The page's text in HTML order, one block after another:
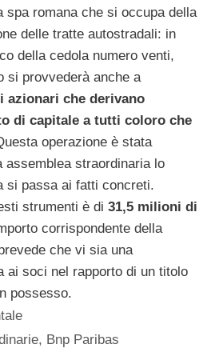
spa romana che si occupa della
delle tratte autostradali: in
della cedola numero venti,
si provvederà anche a
che derivano
di capitale a tutti coloro che
operazione è stata
assemblea straordinaria lo
si passa ai fatti concreti.
strumenti è di 31,5 milioni di
corrispondente della
che vi sia una
ai soci nel rapporto di un titolo
possesso.
, Bnp Paribas